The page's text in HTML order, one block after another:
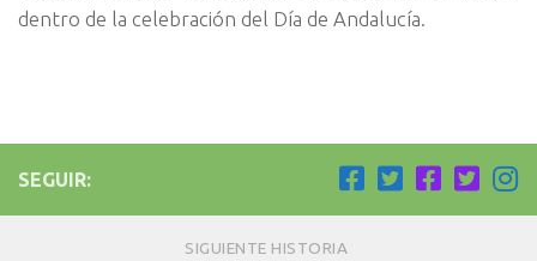
dentro de la celebración del Día de Andalucía.
SEGUIR:
SIGUIENTE HISTORIA